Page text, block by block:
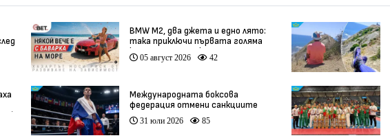
BMW М2, два джета и едно лято:
така приключи първата голяма
кампания на BET.bg
05 август 2026 42
Международната боксова
федерация отмени санкциите
срещу Русия
31 юли 2026 85